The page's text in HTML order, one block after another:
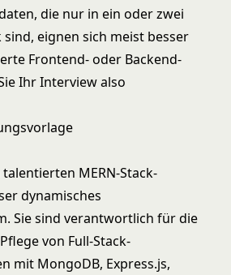
die nur in ein oder zwei
eignen sich meist besser
Frontend- oder Backend-
Ihr Interview also
MERN-Stack-
dynamisches
Sie sind verantwortlich für die
von Full-Stack-
mit MongoDB, Express.js,